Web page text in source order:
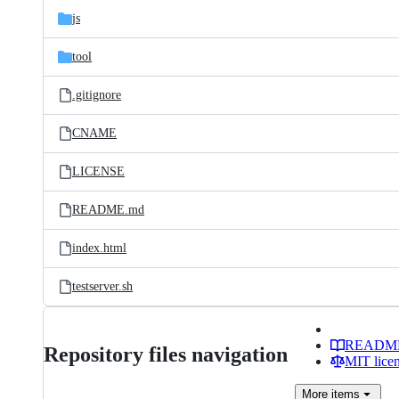
js
tool
.gitignore
CNAME
LICENSE
README.md
index.html
testserver.sh
Repository files navigation
MIT
More items